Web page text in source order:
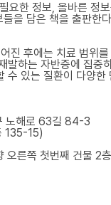
요한 정보, 올바른 정
을 담은 책을 출판한
진 후에는 치료 범위
발하는 자반증에 집중
수 있는 질환이 다양한
노해로 63길 84-3
135-15)
오른쪽 첫번째 건물 2